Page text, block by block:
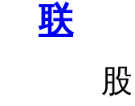
联
股民